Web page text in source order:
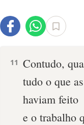
11 Contudo,
tudo o que
haviam feito
e o trabalho